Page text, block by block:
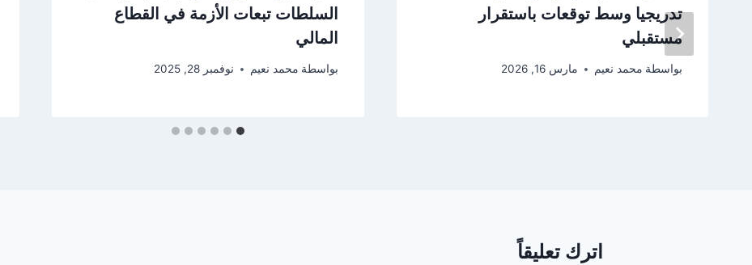
تدريجيا وسط توقعات باستقرار
مستقبلي
بواسطة محمد نعيم مارس 16, 2026
السلطات تبعات الأزمة في القطاع
المالي
بواسطة محمد نعيم نوفمبر 28, 2025
اترك تعليقاً